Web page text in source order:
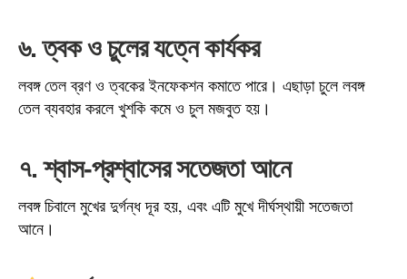
৬. ত্বক ও চুলের যত্নে কার্যকর
লবঙ্গ তেল ব্রণ ও ত্বকের ইনফেকশন কমাতে পারে। এছাড়া চুলে লবঙ্গ
তেল ব্যবহার করলে খুশকি কমে ও চুল মজবুত হয়।
৭. শ্বাস-প্রশ্বাসের সতেজতা আনে
লবঙ্গ চিবালে মুখের দুর্গন্ধ দূর হয়, এবং এটি মুখে দীর্ঘস্থায়ী সতেজতা
আনে।